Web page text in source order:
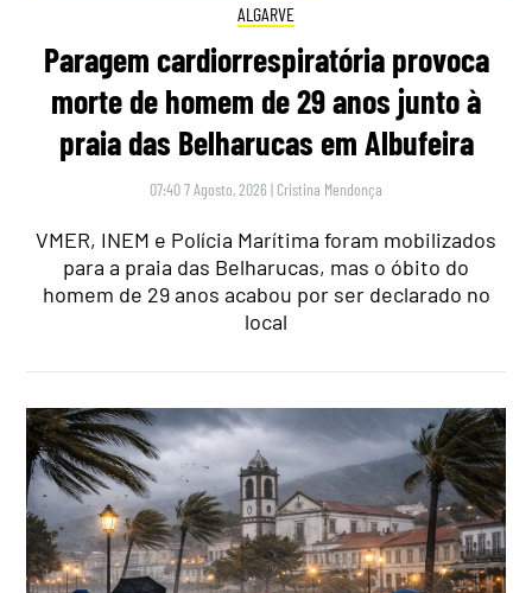
ALGARVE
Paragem cardiorrespiratória provoca
morte de homem de 29 anos junto à
praia das Belharucas em Albufeira
07:40 7 Agosto, 2026 | Cristina Mendonça
VMER, INEM e Polícia Marítima foram mobilizados
para a praia das Belharucas, mas o óbito do
homem de 29 anos acabou por ser declarado no
local